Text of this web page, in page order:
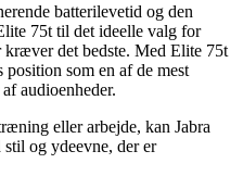
batterilevetid og den
75t til det ideelle valg for
kræver det bedste. Med Elite 75t
som en af de mest
audioenheder.
eller arbejde, kan Jabra
og ydeevne, der er